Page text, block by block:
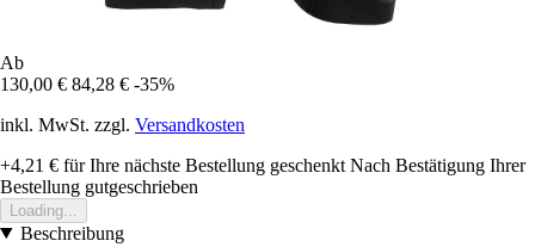
Ab
130,00 € 84,28 € -35%
inkl. MwSt. zzgl. Versandkosten
+4,21 € für Ihre nächste Bestellung geschenkt Nach Bestätigung Ihrer
Bestellung gutgeschrieben
Loading...
Beschreibung